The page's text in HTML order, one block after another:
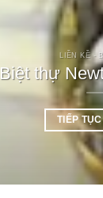
LIỀN KỀ -
Biệt thự
TIẾP